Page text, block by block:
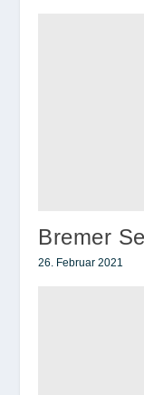
Bremer
26. Februar 2021